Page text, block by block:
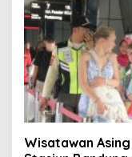
Wisatawan